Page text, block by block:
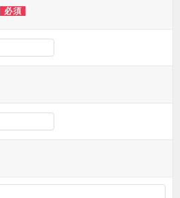
必須